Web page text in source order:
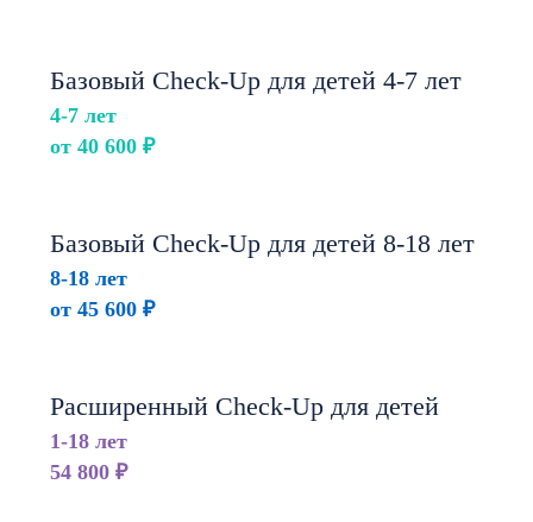
Базовый Check-Up для детей 4-7 лет
4-7 лет
от 40 600 ₽
Базовый Check-Up для детей 8-18 лет
8-18 лет
от 45 600 ₽
Расширенный Check-Up для детей
1-18 лет
54 800 ₽